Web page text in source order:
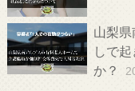
山梨県
しで
か？